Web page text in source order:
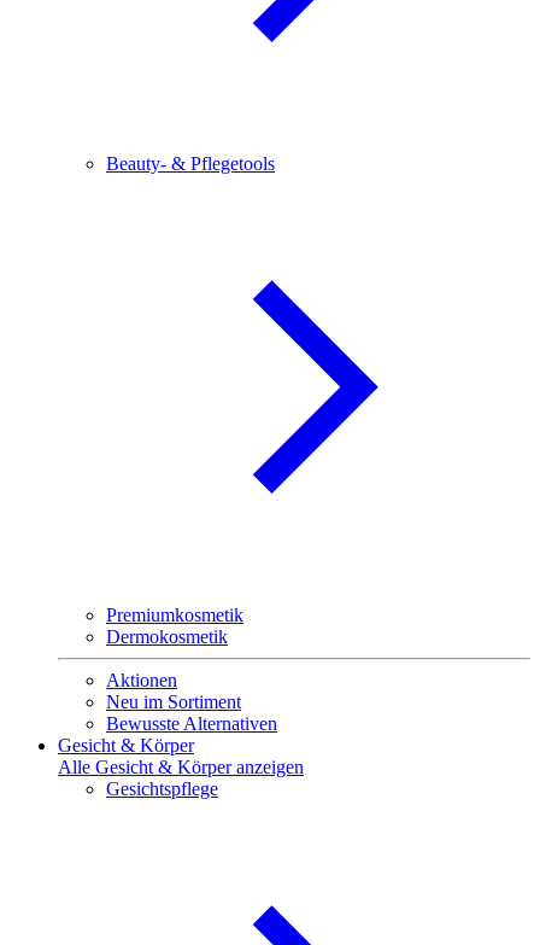
Beauty- & Pflegetools
Premiumkosmetik
Dermokosmetik
Aktionen
Neu im Sortiment
Bewusste Alternativen
Gesicht & Körper
Alle Gesicht & Körper anzeigen
Gesichtspflege